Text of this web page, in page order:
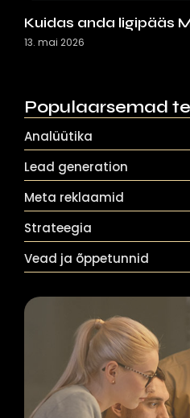
Kuidas anda ligipääs
13. mai 2026
Populaarsemad
Analüütika
Lead generation
Meta reklaamid
Strateegia
Vead ja õppetunnid